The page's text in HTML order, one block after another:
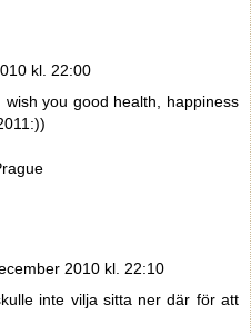
kl. 22:00
you good health, happiness
2010 kl. 22:10
inte vilja sitta ner där för att